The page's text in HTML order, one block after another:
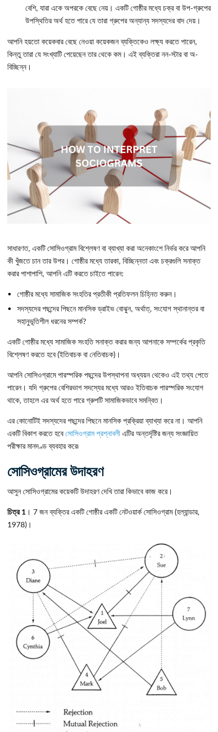
বেশি, যারা একে অপরকে বেছে নেয়। একটি গোষ্ঠীর মধ্যে চক্র বা উপ-গ্রুপের
উপস্থিতির অর্থ হতে পারে যে তারা গ্রুপের অন্যান্য সদস্যদের বাদ দেয়।
আপনি হয়তো কয়েকবার বেছে নেওয়া কয়েকজন ব্যক্তিকেও লক্ষ্য করতে পারেন,
কিন্তু তারা যে সংখ্যাটি পেয়েছেন তার থেকে কম। এই ব্যক্তিরা নন-স্টার বা অ-
বিচ্ছিন্ন।
সাধারণত, একটি সোসিওগ্রাম বিশ্লেষণ বা ব্যাখ্যা করা অনেকাংশে নির্ভর করে আপনি
কী খুঁজতে চান তার উপর। গোষ্ঠীর মধ্যে তারকা, বিচ্ছিন্নতা এবং চক্রগুলি সনাক্ত
করার পাশাপাশি, আপনি এটি করতে চাইতে পারেন:
গোষ্ঠীর মধ্যে সামাজিক সংহতির প্রতীকী প্রতিফলন চিহ্নিত করুন।
সদস্যদের পছন্দের পিছনে মানসিক ড্রাইভ বোঝুন, অর্থাত্, সংযোগ স্থানান্তর বা
সহানুভূতিশীল ধরনের সম্পর্ক?
একটি গোষ্ঠীর মধ্যে সামাজিক সংহতি সনাক্ত করার জন্য আপনাকে সম্পর্কের প্রকৃতি
বিশ্লেষণ করতে হবে (ইতিবাচক বা নেতিবাচক)।
আপনি সোসিওগ্রামে পারস্পরিক পছন্দের উপস্থাপনা অধ্যয়ন থেকেও এই তথ্য পেতে
পারেন। যদি গ্রুপের বেশিরভাগ সদস্যের মধ্যে আরও ইতিবাচক পারস্পরিক সংযোগ
থাকে, তাহলে এর অর্থ হতে পারে গ্রুপটি সামাজিকভাবে সমন্বিত।
এর কোনোটিই সদস্যদের পছন্দের পিছনে মানসিক প্রক্রিয়া ব্যাখ্যা করে না। আপনি
একটি বিকাশ করতে হবেসোসিওগ্রাম প্রশ্নাবলী এটির অন্তর্দৃষ্টির জন্য সংজ্ঞায়িত
পরীক্ষার মানদণ্ড ব্যবহার করে৷
সোসিওগ্রামের উদাহরণ
আসুন সোসিওগ্রামের কয়েকটি উদাহরণ দেখি তারা কিভাবে কাজ করে।
চিত্র 1 । 7 জন ব্যক্তির একটি গোষ্ঠীর একটি নেটওয়ার্ক সোসিওগ্রাম (হল্যান্ডার,
1978)।